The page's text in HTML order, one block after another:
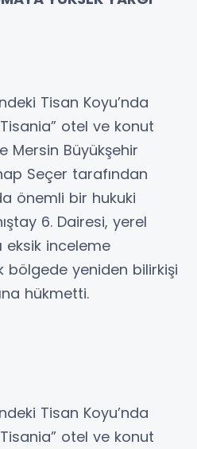
Tisan Koyu’nda
otel ve konut
Mersin Büyükşehir
Seçer tarafından
önemli bir hukuki
6. Dairesi, yerel
eksik inceleme
bölgede yeniden bilirkişi
hükmetti.
Tisan Koyu’nda
otel ve konut